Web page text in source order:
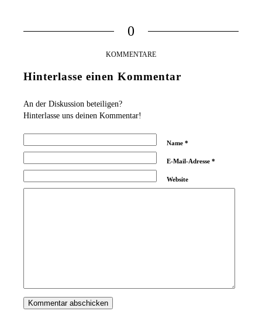
0
KOMMENTARE
Hinterlasse einen Kommentar
An der Diskussion beteiligen?
Hinterlasse uns deinen Kommentar!
Name*
E-Mail-Adresse*
Website